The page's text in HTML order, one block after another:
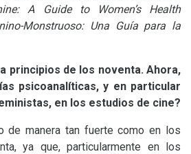
A Guide to Women’s Health
Monstruoso: Una Guía para la
principios de los noventa. Ahora,
psicoanalíticas, y en particular
en los estudios de cine?
de manera tan fuerte como en los
ya que, particularmente en los